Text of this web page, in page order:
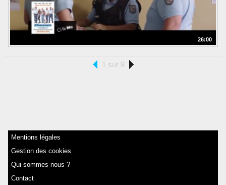
26:00
1 sur 8
Mentions légales
Gestion des cookies
Qui sommes nous ?
Contact